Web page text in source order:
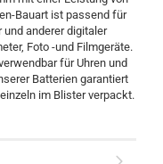
Bauart ist passend für
anderer digitaler
Foto -und Filmgeräte.
für Uhren und
Batterien garantiert
im Blister verpackt.